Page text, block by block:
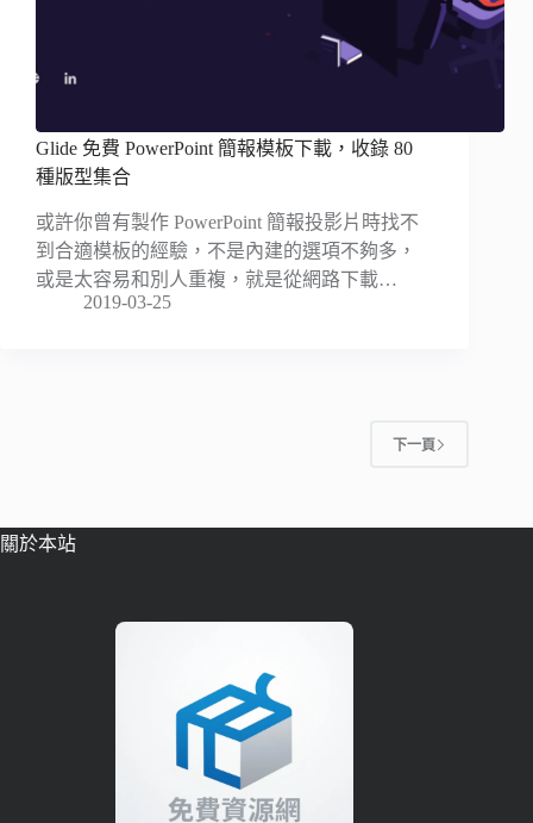
Glide 免費 PowerPoint 簡報模板下載，收錄 80
種版型集合
或許你曾有製作 PowerPoint 簡報投影片時找不
到合適模板的經驗，不是內建的選項不夠多，
或是太容易和別人重複，就是從網路下載…
2019-03-25
下一頁
關於本站